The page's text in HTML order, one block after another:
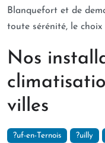
Blanquefort et de
toute sérénité, le choix
Nos
villes
?uf-en-Ternois ?uilly